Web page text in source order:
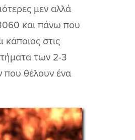
μεν αλλά
και πάνω που
κάποιος στις
των 2-3
που θέλουν ένα